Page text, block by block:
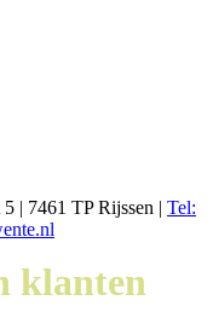
| 7461 TP Rijssen | Tel:
klanten